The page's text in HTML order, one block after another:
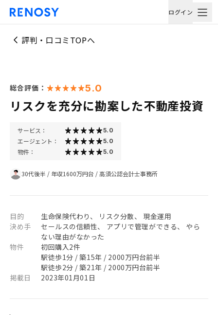
ログイン
評判・口コミTOPへ
総合評価： 5.0
リスクを充分に勘案した不動産投資
サービス： 5.0
エージェント： 5.0
物件： 5.0
30代後半 / 年収1600万円台 /高須公認会計士事務所
目的
生命保険代わり、 リスク分散、 現金運用
決め手
セールスの信頼性、 アプリで管理ができる、 やら
ない理由がなかった
物件
初回購入2件
駅徒歩1分 / 築15年 / 2000万円台前半
駅徒歩2分 / 築21年 / 2000万円台前半
掲載日
2023年01月01日